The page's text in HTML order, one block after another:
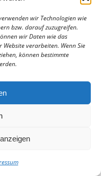
wir Technologien wie
bzw. darauf zuzugreifen.
wir Daten wie das
verarbeiten. Wenn Sie
können bestimmte